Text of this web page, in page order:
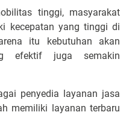
tinggi, masyarakat
kecepatan yang tinggi di
itu kebutuhan akan
efektif juga semakin
penyedia layanan jasa
memiliki layanan terbaru